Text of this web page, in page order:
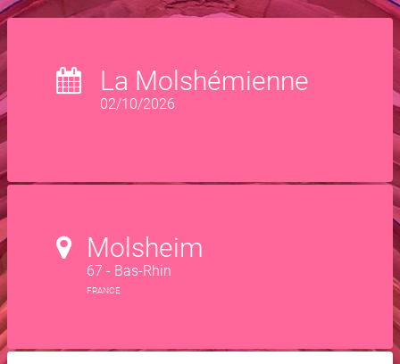
La Molshémienne
02/10/2026
Molsheim
67 - Bas-Rhin
FRANCE